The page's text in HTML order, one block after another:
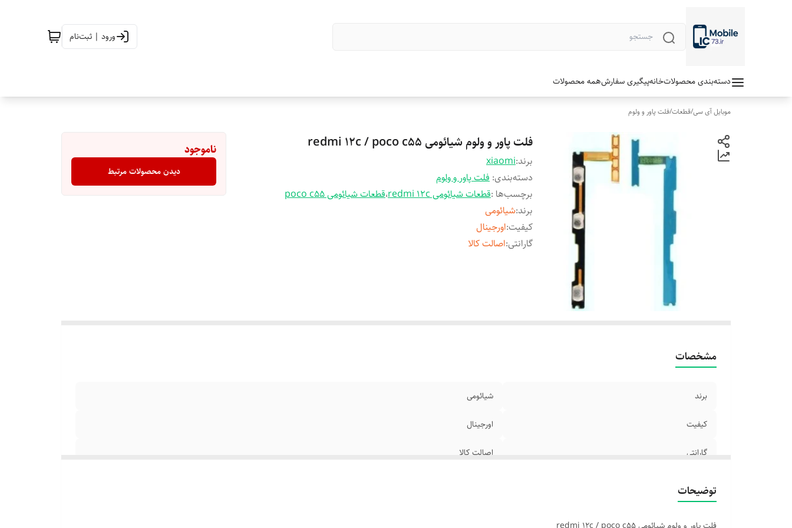
ورود | ثبت‌نام
دسته‌بندی محصولاتخانهپیگیری سفارشهمه محصولات
موبایل آی سی/قطعات/فلت پاور و ولوم
فلت پاور و ولوم شیائومی redmi 12c / poco c55
برند:xiaomi
دسته‌بندی: فلت پاور و ولوم
برچسب‌ها :قطعات شیائومی redmi 12c ،قطعات شیائومی poco c55
برند:شیائومی
کیفیت:اورجینال
گارانتی:اصالت کالا
ناموجود
دیدن محصولات مرتبط
مشخصات
برند شیائومی
کیفیت اورجینال
گارانتی اصالت کالا
توضیحات